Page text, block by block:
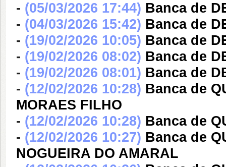
- (05/03/2026 17:44) Banca de
- (04/03/2026 15:42) Banca de
- (19/02/2026 10:05) Banca de
- (19/02/2026 08:02) Banca de
- (19/02/2026 08:01) Banca de
- (12/02/2026 10:28) Banca de
MORAES FILHO
- (12/02/2026 10:28) Banca de
- (12/02/2026 10:27) Banca de
NOGUEIRA DO AMARAL